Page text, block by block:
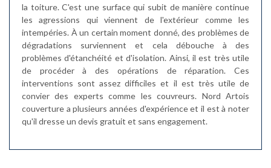
la toiture. C'est une surface qui subit de manière continue
les agressions qui viennent de l'extérieur comme les
intempéries. À un certain moment donné, des problèmes de
dégradations surviennent et cela débouche à des
problèmes d'étanchéité et d'isolation. Ainsi, il est très utile
de procéder à des opérations de réparation. Ces
interventions sont assez difficiles et il est très utile de
convier des experts comme les couvreurs. Nord Artois
couverture a plusieurs années d'expérience et il est à noter
qu'il dresse un devis gratuit et sans engagement.